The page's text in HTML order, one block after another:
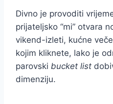
Divno je provoditi
prijateljsko “mi” otvara
vikend-izleti, kućne
kojim kliknete, lako je
parovski bucket list
dimenziju.